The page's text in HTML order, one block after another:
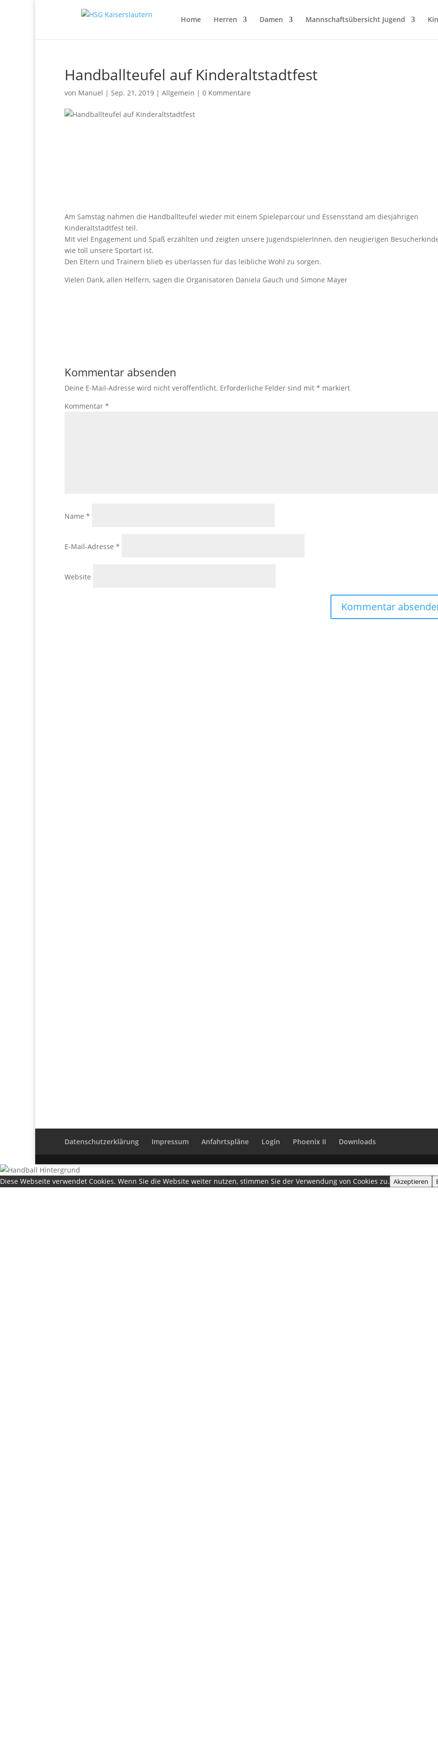
Home Herren Damen Mannschaftsübersicht Jugend
Handballteufel auf Kinderaltstadtfest
von Manuel | Sep. 21, 2019 | Allgemein | 0 Kommentare
Am Samstag nahmen die Handballteufel wieder mit einem Spieleparcour und Essensstand am diesjährigen
Kinderaltstadtfest teil.
Mit viel Engagement und Spaß erzählten und zeigten unsere JugendspielerInnen, den neugierigen
wie toll unsere Sportart ist.
Den Eltern und Trainern blieb es überlassen für das leibliche Wohl zu sorgen.
Vielen Dank, allen Helfern, sagen die Organisatoren Daniela Gauch und Simone Mayer
Kommentar absenden
Deine E-Mail-Adresse wird nicht veröffentlicht. Erforderliche Felder sind mit * markiert
Kommentar *
Name *
E-Mail-Adresse *
Website
Datenschutzerklärung Impressum Anfahrtspläne Login Phoenix II Downloads
Diese Webseite verwendet Cookies. Wenn Sie die Website weiter nutzen, stimmen Sie der Verwendung von Cookies zu. Akzeptieren